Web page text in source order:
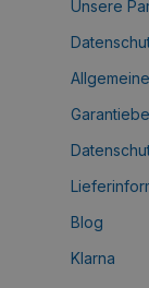
Unsere
Blog
Klarna